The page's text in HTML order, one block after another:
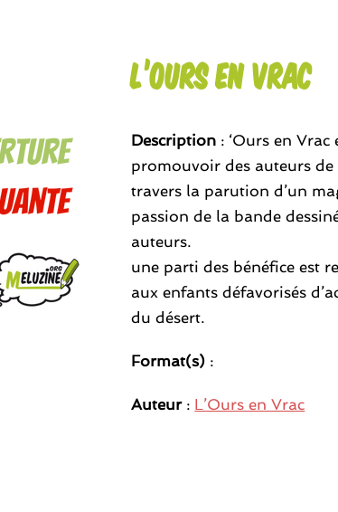
L’Ours en Vrac
Description : ‘Ours en
promouvoir des auteurs
travers la parution d’un
passion de la bande
auteurs.
une parti des bénéfice est
aux enfants défavorisés
du désert.
Format(s) :
Auteur: L’Ours en Vrac